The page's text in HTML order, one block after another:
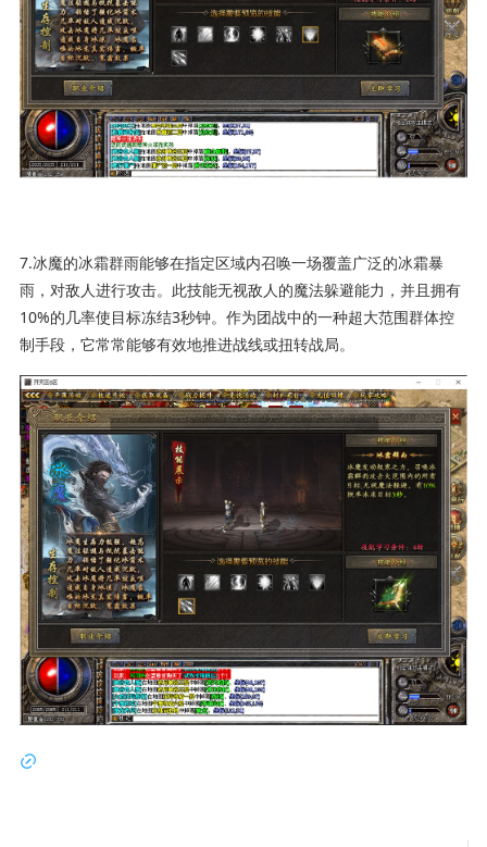
7.冰魔的冰霜群雨能够在指定区域内召唤一场覆盖广泛的冰霜暴
雨，对敌人进行攻击。此技能无视敌人的魔法躲避能力，并且拥有
10%的几率使目标冻结3秒钟。作为团战中的一种超大范围群体控
制手段，它常常能够有效地推进战线或扭转战局。